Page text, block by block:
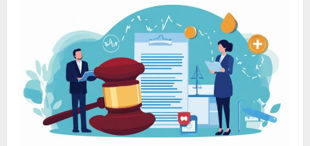
manger
soir
pour
maigrir
?
La
verite
sur
les
fruits
secs
au
coucher